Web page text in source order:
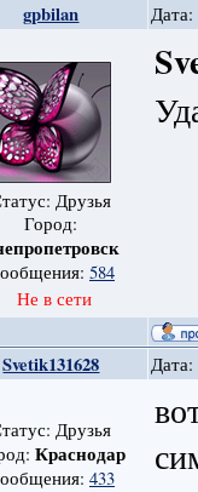
gpbilan
Друзья
Город:
584
Не в сети
Svetik131628
Друзья
Краснодар
433